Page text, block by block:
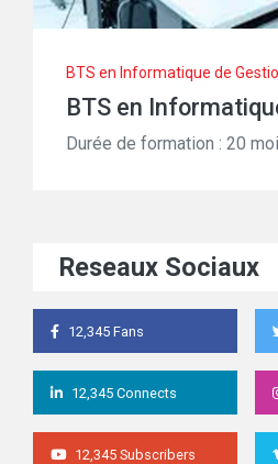
BTS en Informatique de
BTS en
Durée de formation : 20
Reseaux Sociaux
12,345 Fans
12,345 Connects
12,345 Subscribers